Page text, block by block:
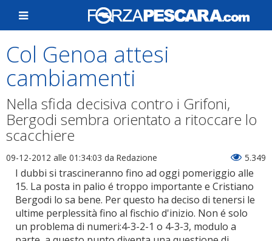
Col Genoa attesi
cambiamenti
Nella sfida decisiva contro i Grifoni,
Bergodi sembra orientato a ritoccare lo
scacchiere
09-12-2012 alle 01:34:03 da Redazione 5.349
I dubbi si trascineranno fino ad oggi pomeriggio alle
15. La posta in palio é troppo importante e Cristiano
Bergodi lo sa bene. Per questo ha deciso di tenersi le
ultime perplessità fino al fischio d'inizio. Non é solo
un problema di numeri:4-3-2-1 o 4-3-3, modulo a